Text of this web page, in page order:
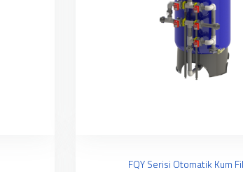
FQY Serisi Otomatik Kum